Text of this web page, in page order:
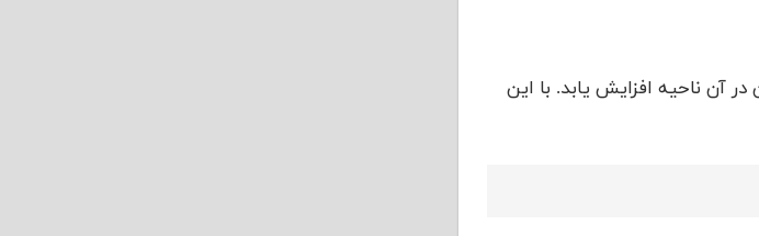
آن ناحیه افزایش یابد. با این